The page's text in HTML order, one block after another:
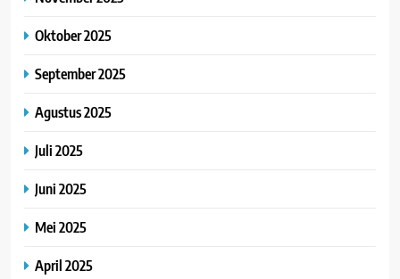
Oktober 2025
September 2025
Agustus 2025
Juli 2025
Juni 2025
Mei 2025
April 2025